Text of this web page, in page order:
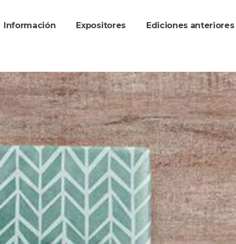
Información Expositore Ediciones anteriore